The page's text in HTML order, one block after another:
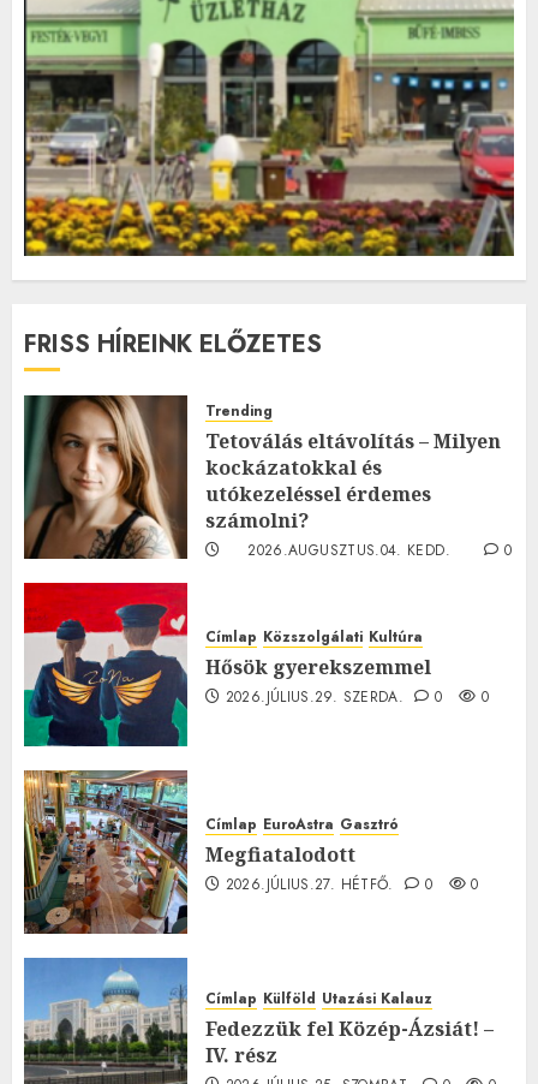
FRISS HÍREINK ELŐZETES
Trending
Tetoválás eltávolítás – Milyen
kockázatokkal és
utókezeléssel érdemes
számolni?
2026.AUGUSZTUS.04. KEDD.
0
Címlap Közszolgálati Kultúra
Hősök gyerekszemmel
2026.JÚLIUS.29. SZERDA. 0 0
Címlap EuroAstra Gasztró
Megfiatalodott
2026.JÚLIUS.27. HÉTFŐ. 0 0
Címlap Külföld Utazási Kalauz
Fedezzük fel Közép-Ázsiát! –
IV. rész